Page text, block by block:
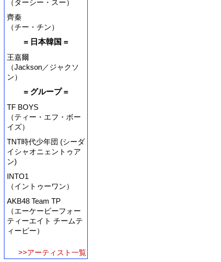
（ターシー・スー）
齊秦
（チー・チン）
= 日本韓国 =
王嘉爾
（Jackson／ジャクソ
ン）
= グループ =
TF BOYS
（ティー・エフ・ボー
イズ）
TNT時代少年団 (シーダ
イシャオニェントゥア
ン)
INTO1
（イントゥーワン）
AKB48 Team TP
（エーケービーフォー
ティーエイト チームテ
ィーピー）
>>アーティスト一覧